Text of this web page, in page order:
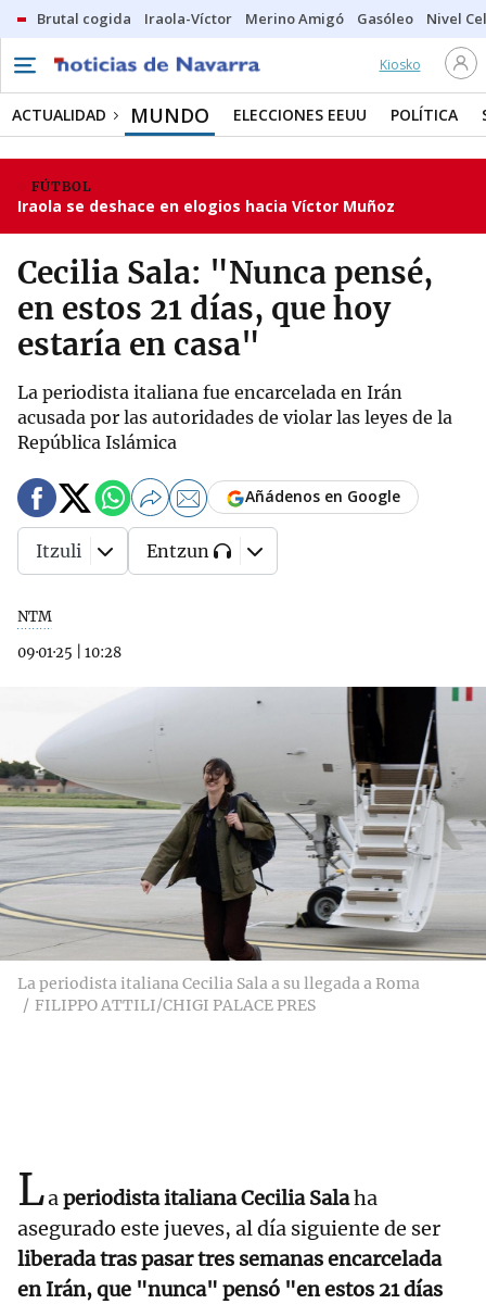
Brutal cogida Iraola-Víctor Merino Amigó Gasóleo Nivel
Kiosko
ACTUALIDAD MUNDO ELECCIONES EEUU POLÍTICA
FÚTBOL
Iraola se deshace en elogios hacia Víctor Muñoz
Cecilia Sala: "Nunca pensé,
en estos 21 días, que hoy
estaría en casa"
La periodista italiana fue encarcelada en Irán
acusada por las autoridades de violar las leyes de la
República Islámica
NTM
09·01·25
10:28
Añádenos en Google
Itzuli Entzun
La periodista italiana Cecilia Sala a su llegada a Roma
FILIPPO ATTILI/CHIGI PALACE PRES
Laperiodista italiana Cecilia Salaha
asegurado este jueves, al día siguiente de ser
liberada tras pasar tres semanas encarcelada
en Irán, que "nunca" pensó "en estos 21 días